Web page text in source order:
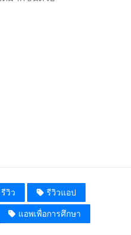
รีวิว
รีวิวแอป
แอพเพื่อการศึกษา